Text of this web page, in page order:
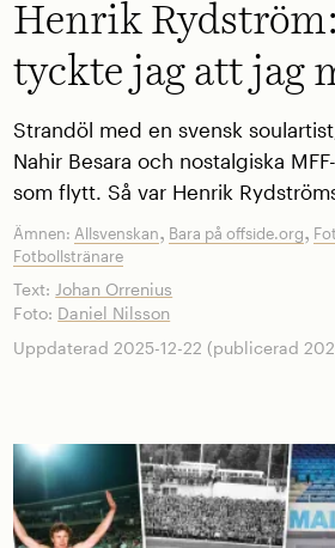
Henrik
tyckte jag att jag
Strandöl med en svensk
Nahir Besara och nostalgiska
som flytt. Så var Henrik
Ämnen:Allsvenskan, Bara på offside.org,
Fotbollstränare
Text: Johan Orrenius
Foto: Daniel Nilsson
Uppdaterad 2025-12-22 (publicerad